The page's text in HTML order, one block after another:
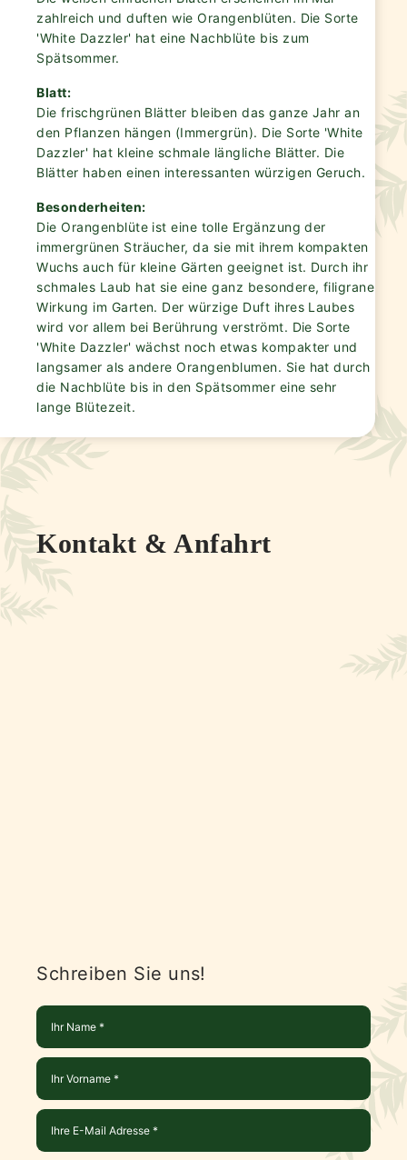
zahlreich und duften wie Orangenblüten. Die Sorte
'White Dazzler' hat eine Nachblüte bis zum
Spätsommer.
Blatt:
Die frischgrünen Blätter bleiben das ganze Jahr an
den Pflanzen hängen (Immergrün). Die Sorte 'White
Dazzler' hat kleine schmale längliche Blätter. Die
Blätter haben einen interessanten würzigen Geruch.
Besonderheiten:
Die Orangenblüte ist eine tolle Ergänzung der
immergrünen Sträucher, da sie mit ihrem kompakten
Wuchs auch für kleine Gärten geeignet ist. Durch ihr
schmales Laub hat sie eine ganz besondere, filigrane
Wirkung im Garten. Der würzige Duft ihres Laubes
wird vor allem bei Berührung verströmt. Die Sorte
'White Dazzler' wächst noch etwas kompakter und
langsamer als andere Orangenblumen. Sie hat durch
die Nachblüte bis in den Spätsommer eine sehr
lange Blütezeit.
Kontakt & Anfahrt
Schreiben Sie uns!